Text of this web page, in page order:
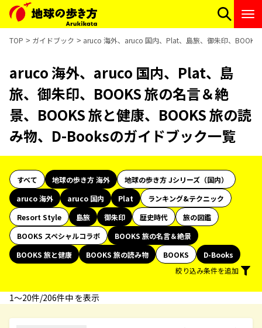
TOP ガイドブック aruco 海外、aruco 国内、Plat、島旅、御朱印、
aruco 海外、aruco 国内、Plat、島
旅、御朱印、BOOKS 旅の名言＆絶
景、BOOKS 旅と健康、BOOKS 旅の読
み物、D-Booksのガイドブック一覧
すべて 地球の歩き方 海外
地球の歩き方 Jシリーズ（国内）
aruco 海外
aruco 国内 Plat
ランキング&テクニック
Resort Style
島旅 御朱印 歴史時代
旅の図鑑
BOOKS スペシャルコラボ
BOOKS 旅の名言＆絶景
BOOKS 旅と健康
BOOKS 旅の読み物 BOOKS
D-Books
絞り込み条件を追加
1〜20件/206件中 を表示